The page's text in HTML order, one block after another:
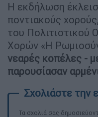
Η εκδήλωση
ποντιακούς
του Πολιτιστικού
Χορών «Η
νεαρές κοπέλες -
παρουσίασαν
Τα σχολιά σας